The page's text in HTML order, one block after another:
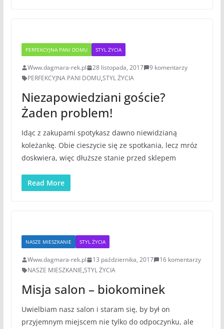
PERFEKCYJNA PANI DOMU STYL ŻYCIA
Www.dagmara-rek.pl 28 listopada, 2017
9 komentarzy
PERFEKCYJNA PANI DOMU,STYL ŻYCIA
Niezapowiedziani goście?
Żaden problem!
Idąc z zakupami spotykasz dawno niewidzianą
koleżankę. Obie cieszycie się ze spotkania, lecz mróz
doskwiera, więc dłuższe stanie przed sklepem
Read More
NASZE MIESZKANIE STYL ŻYCIA
Www.dagmara-rek.pl 13 października, 2017
16 komentarzy
NASZE MIESZKANIE,STYL ŻYCIA
Misja salon – biokominek
Uwielbiam nasz salon i staram się, by był on
przyjemnym miejscem nie tylko do odpoczynku, ale